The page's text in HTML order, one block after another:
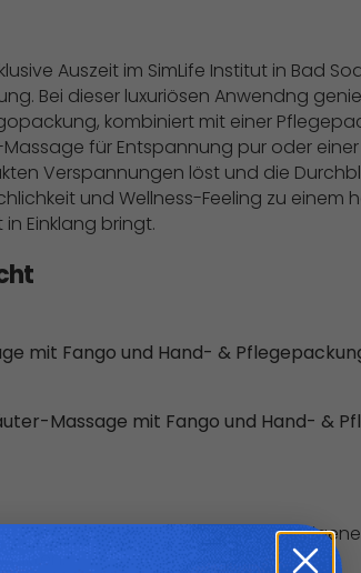
Auszeit im SimLife Institut in Bad
Bei dieser luxuriösen Anwendng
kombiniert mit einer
für Entspannung pur oder
Verspannungen löst und die
und Wellness-Feeling zu einem
Einklang bringt.
mit Fango und Hand- &
Massage mit Fango und Hand- &
erhält du ein Geschenk aus der